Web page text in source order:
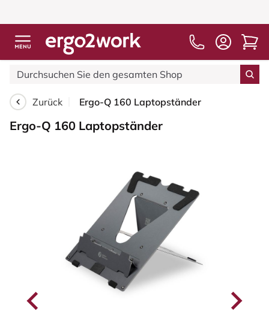
Zurück Ergo-Q 160 Laptopständer
Ergo-Q 160 Laptopständer